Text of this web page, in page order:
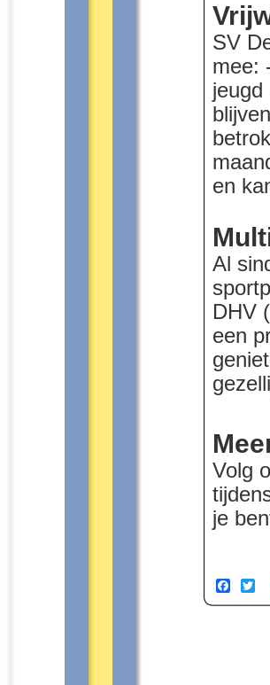
SV
mee:
jeugd
en
Al
DHV
een
Volg
je